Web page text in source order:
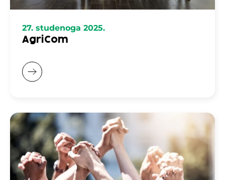
27. studenoga 2025.
AgriCom